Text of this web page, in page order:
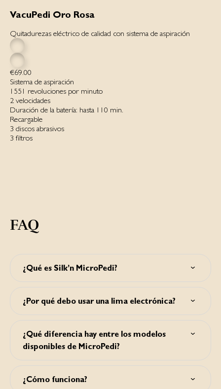
VacuPedi Oro Rosa
Quitadurezas eléctrico de calidad con sistema de aspiración
€69.00
Sistema de aspiración
1551 revoluciones por minuto
2 velocidades
Duración de la batería: hasta 110 min.
Recargable
3 discos abrasivos
3 filtros
FAQ
¿Qué es Silk’n MicroPedi?
elimina los callos y las durezas de los pies en tan solo unos
segundos. Hay varias versiones, por ejemplo, MicroPedi
¿Por qué debo usar una lima electrónica?
efectiva que la piedra pómez. Además, los raspadores de
metal pueden producir cortes y dañar la piel.
¿Qué diferencia hay entre los modelos
disponibles de MicroPedi?
Medio, de 4 cm.
• MicroPedi Lady: incluye dos rodillos originales, Fino y
¿Cómo funciona?